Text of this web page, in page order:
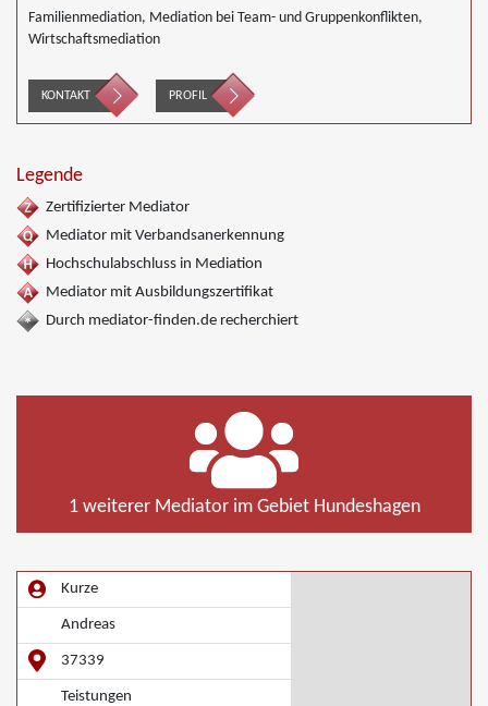
Familienmediation, Mediation bei Team- und Gruppenkonflikten,
Wirtschaftsmediation
KONTAKT PROFIL
Legende
Zertifizierter Mediator
Mediator mit Verbandsanerkennung
Hochschulabschluss in Mediation
Mediator mit Ausbildungszertifikat
Durch mediator-finden.de recherchiert
1 weiterer Mediator im Gebiet Hundeshagen
Kurze
Andreas
37339
Teistungen